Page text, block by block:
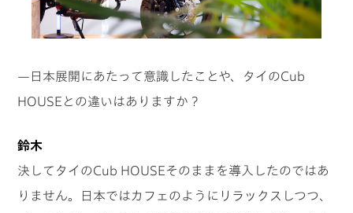
—日本展開にあたって意識したことや、タイのCub
HOUSEとの違いはありますか？
鈴木
決してタイのCub HOUSEそのままを導入したのではあ
りません。日本ではカフェのようにリラックスしつつ、